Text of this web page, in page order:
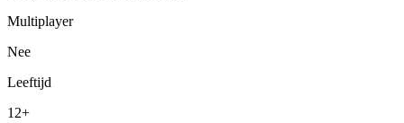
Multiplayer
Nee
Leeftijd
12+